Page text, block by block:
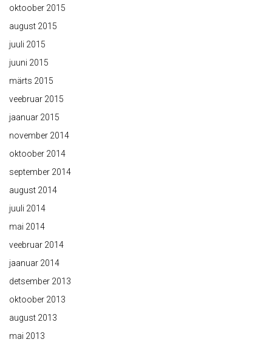
oktoober 2015
august 2015
juuli 2015
juuni 2015
märts 2015
veebruar 2015
jaanuar 2015
november 2014
oktoober 2014
september 2014
august 2014
juuli 2014
mai 2014
veebruar 2014
jaanuar 2014
detsember 2013
oktoober 2013
august 2013
mai 2013